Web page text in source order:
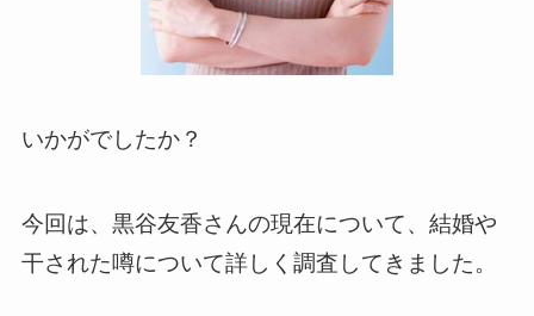
いかがでしたか？
今回は、黒谷友香さんの現在について、結婚や
干された噂について詳しく調査してきました。